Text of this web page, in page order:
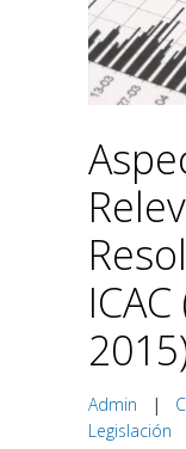
Admin |
Legislación